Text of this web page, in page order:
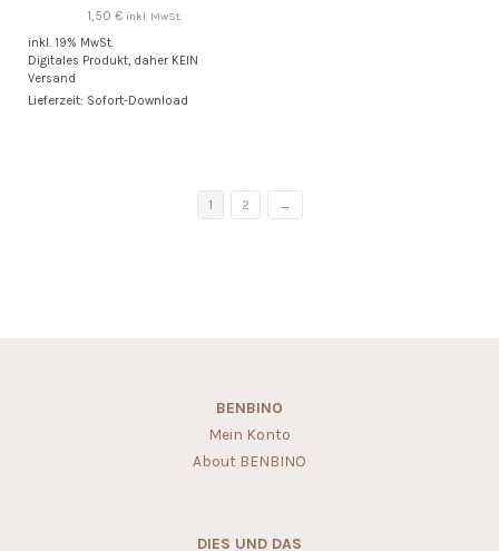
1,50 € inkl. MwSt.
inkl. 19% MwSt.
Digitales Produkt, daher KEIN
Versand
Lieferzeit: Sofort-Download
1 2 →
BENBINO
Mein Konto
About BENBINO
DIES UND DAS